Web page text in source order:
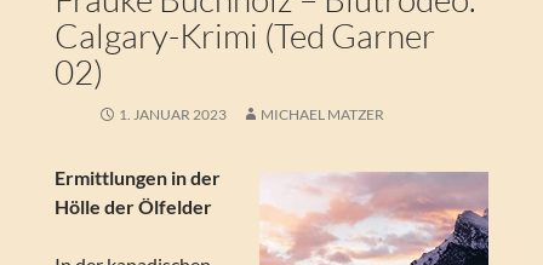
Calgary-Krimi (Ted Garner
02)
1. JANUAR 2023 MICHAEL MATZER
Ermittlungen in der
Hölle der Ölfelder